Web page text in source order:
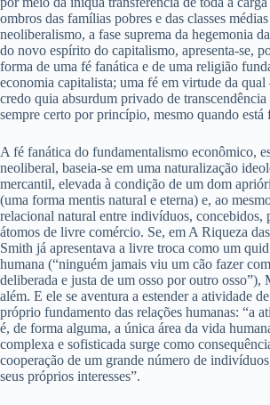
ombros das famílias pobres e das classes
neoliberalismo, a fase suprema da hegemonia
do novo espírito do capitalismo, apresenta-se,
forma de uma fé fanática e de uma religião
economia capitalista; uma fé em virtude da
credo quia absurdum privado de transcendência
sempre certo por princípio, mesmo quando está
A fé fanática do fundamentalismo econômico,
neoliberal, baseia-se em uma naturalização
mercantil, elevada à condição de um dom
(uma forma mentis natural e eterna) e, ao
relacional natural entre indivíduos, concebidos,
átomos de livre comércio. Se, em A Riqueza
Smith já apresentava a livre troca como um
humana (“ninguém jamais viu um cão fazer
deliberada e justa de um osso por outro
além. E ele se aventura a estender a atividade
próprio fundamento das relações humanas: “a
é, de forma alguma, a única área da vida
complexa e sofisticada surge como
cooperação de um grande número de
seus próprios interesses”.